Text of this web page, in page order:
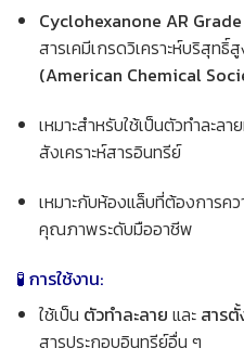
Cyclohexanone AR
สารเคมีเกรดวิเคราะห์บริสุทธิ์
(American Chemical
เหมาะสำหรับใช้เป็นตัวทำละล
สังเคราะห์สารอินทรีย์
เหมาะกับห้องแล็บที่ต้องการค
คุณภาพระดับมืออาชีพ
🧪 การใช้งาน:
ใช้เป็น ตัวทำละลาย และ สาร
สารประกอบอินทรีย์อื่น ๆ